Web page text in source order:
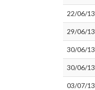
22/06/13
29/06/13
30/06/13
30/06/13
03/07/13